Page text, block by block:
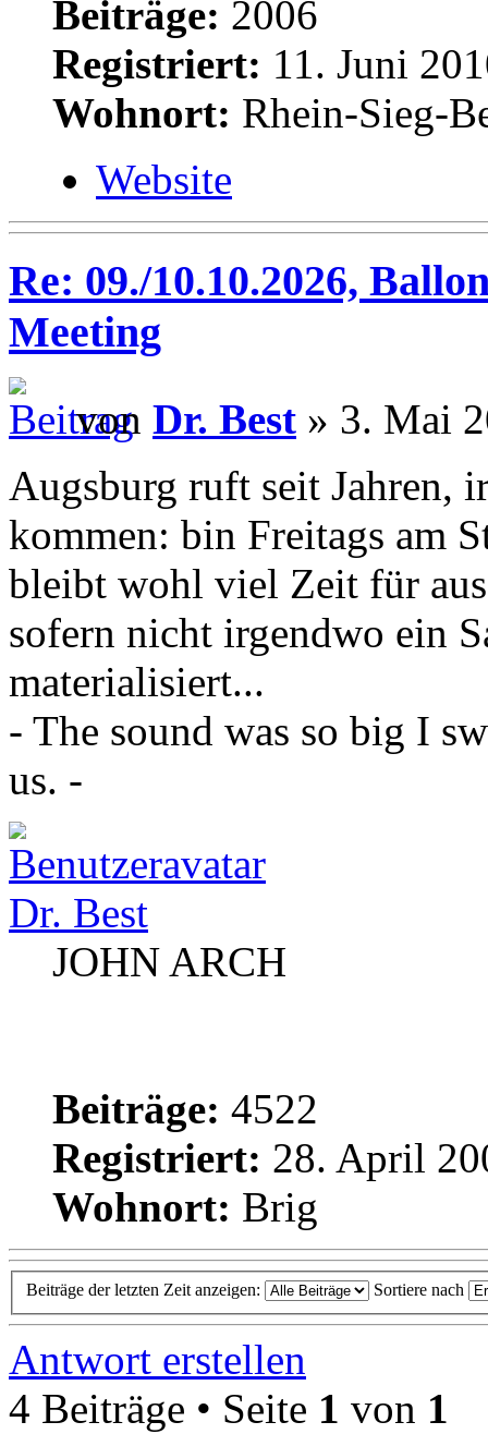
Beiträge: 2006
Registriert: 11. Juni
Wohnort: Rhein-Sieg-
Website
Re: 09./10.10.2026,
Meeting
von Dr. Best » 3. Mai
Augsburg ruft seit Jahren,
kommen: bin Freitags am
bleibt wohl viel Zeit für
sofern nicht irgendwo ein
materialisiert...
- The sound was so big I
us. -
Dr. Best
JOHN ARCH
Beiträge: 4522
Registriert: 28. April
Wohnort: Brig
Beiträge der letzten Zeit anzeigen: Sortiere nach
Antwort erstellen
4 Beiträge • Seite 1 von 1